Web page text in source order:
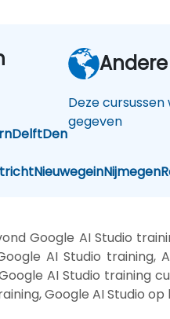
DelftDen
NieuwegeinNijmegen
Deze
gegeven
Google AI Studio
AI Studio training,
AI Studio training
Google AI Studio